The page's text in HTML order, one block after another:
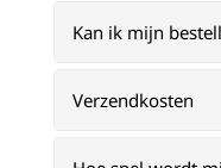
Kan ik mijn
Verzendkosten